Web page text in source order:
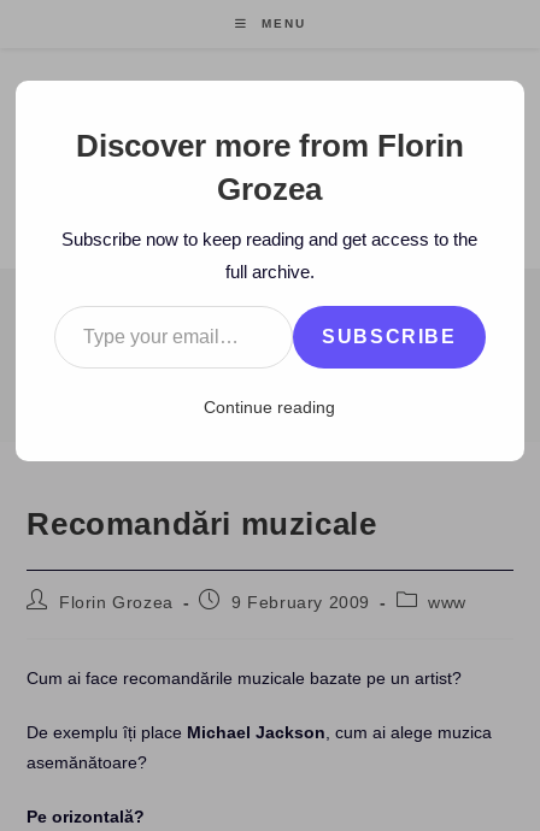
MENU
Florin Grozea
ENTREPRENEUR. FOUNDER/CEO MOCAPP.
BLOG
2009 > February > 9 > www Recomandări muzicale
Recomandări muzicale
PostFlorin Grozea
Post9 February 2009
Postwww
Cum ai face recomandările muzicale bazate pe un artist?
De exemplu îți place Michael Jackson , cum ai alege muzica
asemănătoare?
Pe orizontală?
Discover more from Florin
Grozea
Subscribe now to keep reading and get access to the
full archive.
Type your email…
SUBSCRIBE
Continue reading